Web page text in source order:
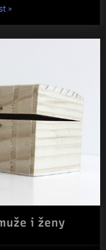
„Co
očekávat
305
cm
ochrannou
sítí“
»
i ženy